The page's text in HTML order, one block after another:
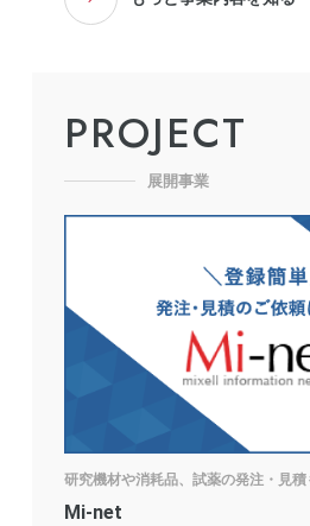
PROJECT
展開事業
研究機材や消耗品、試薬の発注・見積
Mi-net